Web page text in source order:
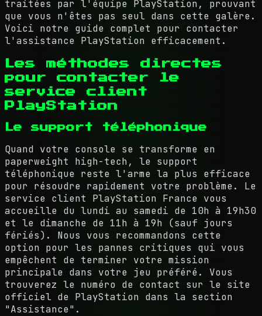
traitées par l'équipe PlayStation, prouvant
que vous n'êtes pas seul dans cette galère.
Voici notre guide complet pour contacter
l'assistance PlayStation efficacement.
Les méthodes directes
pour contacter le
service client
PlayStation
Le support téléphonique
Quand votre console se transforme en
paperweight high-tech, le support
téléphonique reste l'arme la plus efficace
pour résoudre rapidement votre problème. Le
service client PlayStation France vous
accueille du lundi au samedi de 10h à 19h30
et le dimanche de 11h à 19h (sauf jours
fériés). Nous vous recommandons cette
option pour les pannes critiques qui vous
empêchent de terminer votre mission
principale dans votre jeu préféré. Vous
trouverez le numéro de contact sur le site
officiel de PlayStation dans la section
"Assistance".